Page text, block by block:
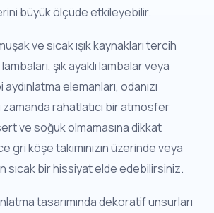
büyük ölçüde etkileyebilir.
ve sıcak ışık kaynakları tercih
şık ayaklı lambalar veya
elemanları, odanızı
zamanda rahatlatıcı bir atmosfer
ve soğuk olmamasına dikkat
gri köşe takımınızın üzerinde veya
sıcak bir hissiyat elde edebilirsiniz.
tasarımında dekoratif unsurları